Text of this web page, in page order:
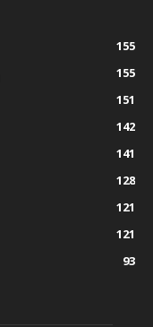
155
155
151
142
141
128
121
121
93